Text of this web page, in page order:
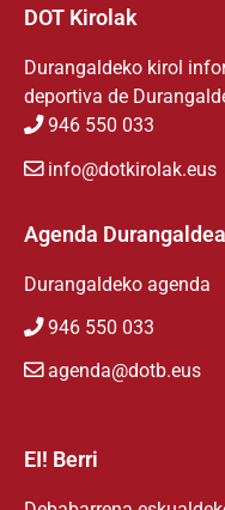
DOT Kirolak
Durangaldeko kirol
deportiva de
946 550 033
info@dotkirolak.eus
Agenda Durangaldea
Durangaldeko agenda
946 550 033
agenda@dotb.eus
EI! Berri